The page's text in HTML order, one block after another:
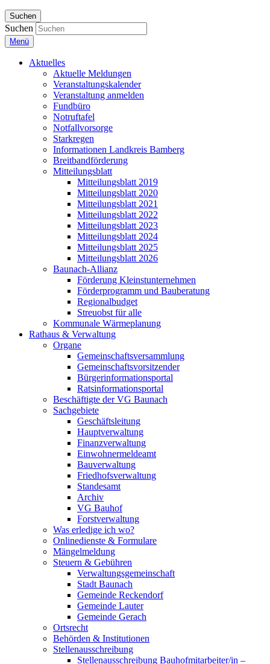
Suchen
Suchen
Menü
Aktuelles
Aktuelle Meldungen
Veranstaltungskalender
Veranstaltung anmelden
Fundbüro
Notruftafel
Notfallvorsorge
Starkregen
Informationen Landkreis Bamberg
Breitbandförderung
Mitteilungsblatt
Mitteilungsblatt 2019
Mitteilungsblatt 2020
Mitteilungsblatt 2021
Mitteilungsblatt 2022
Mitteilungsblatt 2023
Mitteilungsblatt 2024
Mitteilungsblatt 2025
Mitteilungsblatt 2026
Baunach-Allianz
Förderung Kleinstunternehmen
Förderprogramm und Bauberatung
Regionalbudget
Streuobst für alle
Kommunale Wärmeplanung
Rathaus & Verwaltung
Organe
Gemeinschaftsversammlung
Gemeinschaftsvorsitzender
Bürgerinformationsportal
Ratsinformationsportal
Beschäftigte der VG Baunach
Sachgebiete
Geschäftsleitung
Hauptverwaltung
Finanzverwaltung
Einwohnermeldeamt
Bauverwaltung
Friedhofsverwaltung
Standesamt
Archiv
VG Bauhof
Forstverwaltung
Was erledige ich wo?
Onlinedienste & Formulare
Mängelmeldung
Steuern & Gebühren
Verwaltungsgemeinschaft
Stadt Baunach
Gemeinde Reckendorf
Gemeinde Lauter
Gemeinde Gerach
Ortsrecht
Behörden & Institutionen
Stellenausschreibung
Stellenausschreibung Bauhofmitarbeiter/in –